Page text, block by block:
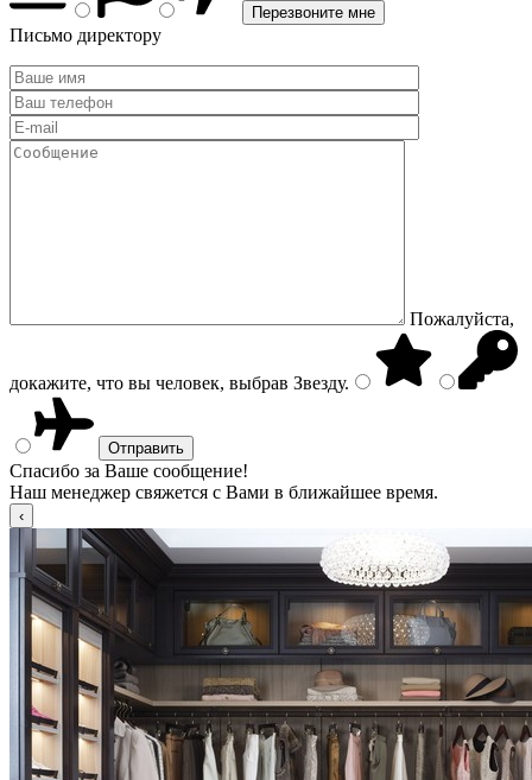
Письмо директору
Пожалуйста,
докажите, что вы человек, выбрав Звезду.
Спасибо за Ваше сообщение!
Наш менеджер свяжется с Вами в ближайшее время.